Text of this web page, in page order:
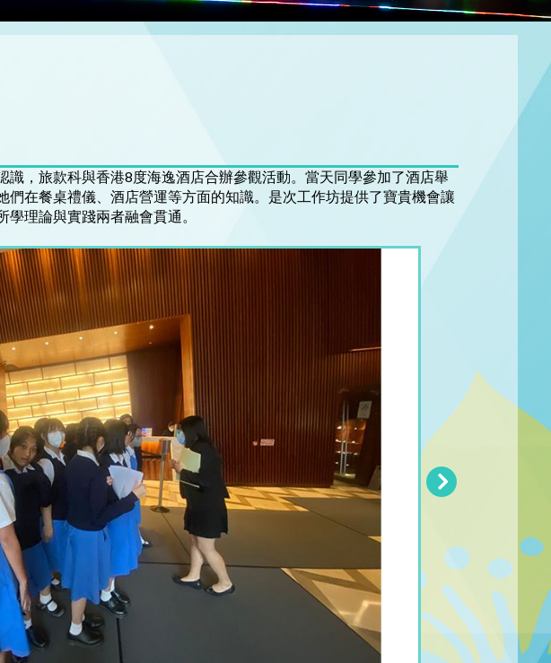
識，旅款科與香港8度海逸酒店合辦參觀活動。當天同學參加了酒店舉
在餐桌禮儀、酒店營運等方面的知識。是次工作坊提供了寶貴機會讓
理論與實踐兩者融會貫通。